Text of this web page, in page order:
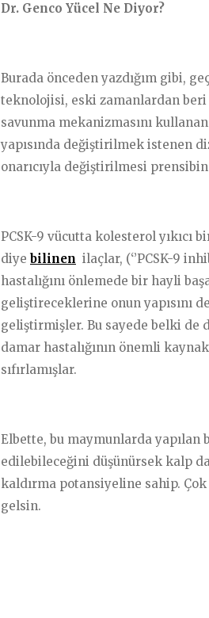
Dr. Genco Yücel Ne Diyor?
Burada önceden yazdığım gibi,
teknolojisi, eski zamanlardan
savunma mekanizmasını
yapısında değiştirilmek istenen
onarıcıyla değiştirilmesi
PCSK-9 vücutta kolesterol yıkıcı
diye bilinen ilaçlar, (‘’PCSK-9
hastalığını önlemede bir hayli
geliştireceklerine onun yapısını
geliştirmişler. Bu sayede belki de
damar hastalığının önemli
sıfırlamışlar.
Elbette, bu maymunlarda yapılan
edilebileceğini düşünürsek kalp
kaldırma potansiyeline sahip.
gelsin.